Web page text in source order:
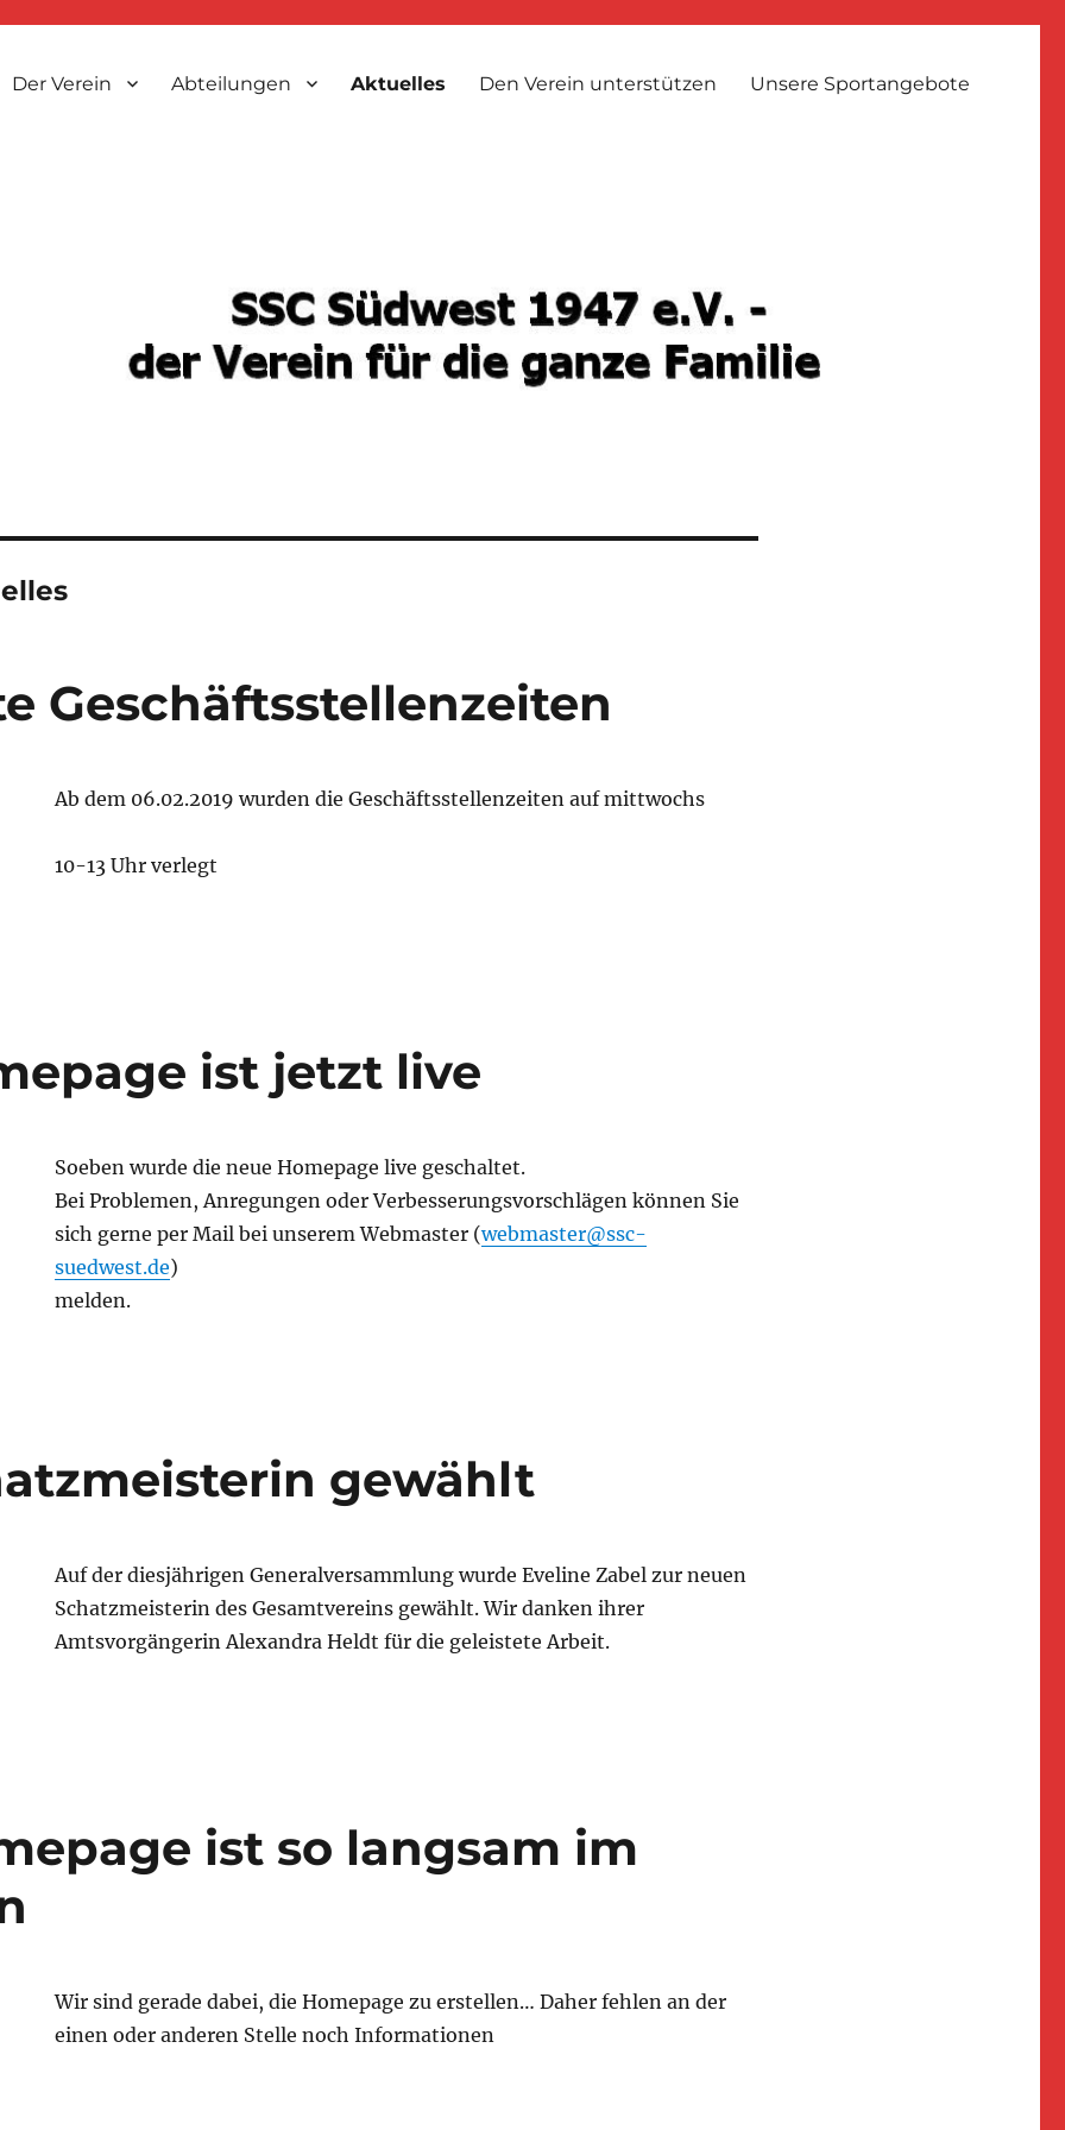
Der Verein Abteilungen Aktuelles Den Verein unterstützen Unsere Sportangebote
Geschäftsstellenzeiten
Ab dem 06.02.2019 wurden die Geschäftsstellenzeiten auf mittwochs
10-13 Uhr verlegt
ist jetzt live
Soeben wurde die neue Homepage live geschaltet.
Bei Problemen, Anregungen oder Verbesserungsvorschlägen können Sie
sich gerne per Mail bei unserem Webmaster (webmaster@ssc-
suedwest.de)
melden.
gewählt
Auf der diesjährigen Generalversammlung wurde Eveline Zabel zur neuen
Schatzmeisterin des Gesamtvereins gewählt. Wir danken ihrer
Amtsvorgängerin Alexandra Heldt für die geleistete Arbeit.
ist so langsam im
Wir sind gerade dabei, die Homepage zu erstellen… Daher fehlen an der
einen oder anderen Stelle noch Informationen